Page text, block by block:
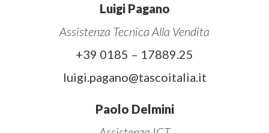
Luigi Pagano
Assistenza Tecnica Alla Vendita
+39 0185 – 17889.25
luigi.pagano@tascoitalia.it
Paolo Delmini